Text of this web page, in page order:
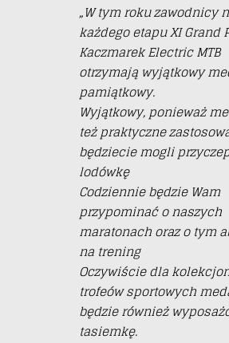
„W tym roku zawodnicy
każdego etapu XI Grand
Kaczmarek Electric MTB
otrzymają wyjątkowy
pamiątkowy.
Wyjątkowy, ponieważ
też praktyczne
będziecie mogli
lodówkę
Codziennie będzie Wam
przypominać o naszych
maratonach oraz o tym
na trening
Oczywiście dla
trofeów sportowych
będzie również
tasiemkę.